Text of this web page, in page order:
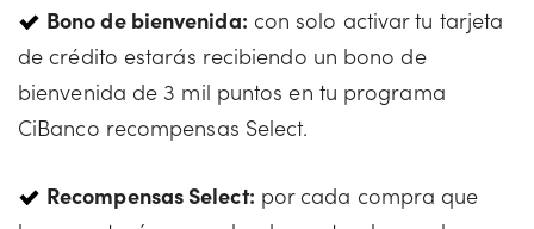
Bono de bienvenida: con solo activar tu tarjeta
de crédito estarás recibiendo un bono de
bienvenida de 3 mil puntos en tu programa
CiBanco recompensas Select.
Recompensas Select: por cada compra que